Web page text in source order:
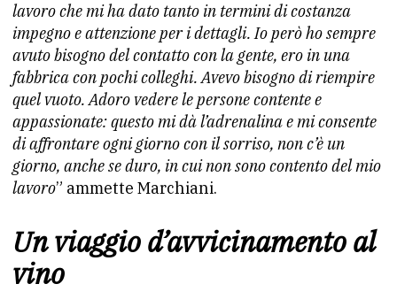
lavoro che mi ha dato tanto in termini di costanza
impegno e attenzione per i dettagli. Io però ho sempre
avuto bisogno del contatto con la gente, ero in una
fabbrica con pochi colleghi. Avevo bisogno di riempire
quel vuoto. Adoro vedere le persone contente e
appassionate: questo mi dà l’adrenalina e mi consente
di affrontare ogni giorno con il sorriso, non c’è un
giorno, anche se duro, in cui non sono contento del mio
lavoro” ammette Marchiani.
Un viaggio d’avvicinamento al
vino